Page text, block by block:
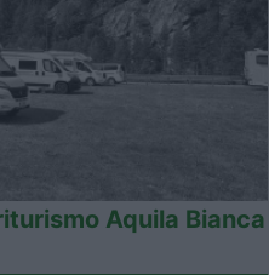
Aquila Bianca